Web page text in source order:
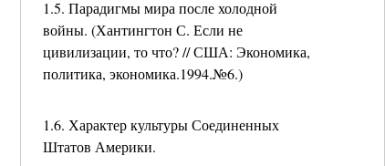
1.5. Парадигмы мира после холодной
войны. (Хантингтон С. Если не
цивилизации, то что? // США: Экономика,
политика, экономика.1994.№6.)
1.6. Характер культуры Соединенных
Штатов Америки.